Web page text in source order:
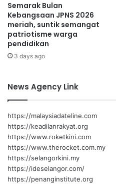
a
i
s
m
e
2
6
t
e
r
i
m
a
3
,
0
0
0
d
a
r
i
Semarak Bulan
Kebangsaan JPNS 2026
meriah, suntik semangat
patriotisme warga
pendidikan
3 days ago
News Agency Link
https://malaysiadateline.com
https://keadilanrakyat.org
https://www.roketkini.com
https://www.therocket.com.my
https://selangorkini.my
https://ideselangor.com/
https://penanginstitute.org